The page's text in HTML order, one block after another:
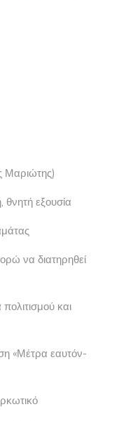
Μαριώτης)
εξουσία
να διατηρηθεί
και
«Μέτρα εαυτόν-